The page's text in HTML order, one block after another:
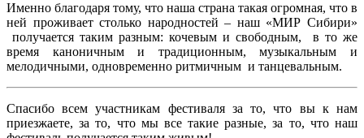
Именно благодаря тому, что наша страна такая огромная, что в
ней проживает столько народностей – наш «МИР Сибири»
получается таким разным: кочевым и свободным, в то же
время каноничным и традиционным, музыкальным и
мелодичными, одновременно ритмичным и танцевальным.
Спасибо всем участникам фестиваля за то, что вы к нам
приезжаете, за то, что мы все такие разные, за то, что наш